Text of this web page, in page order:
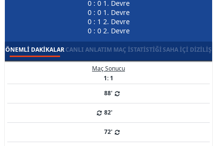
0 : 0 1. Devre
0 : 0 1. Devre
0 : 1 2. Devre
0 : 0 2. Devre
ÖNEMLI DAKIKALARCANLI ANLATIM MAÇ İSTATISTIĞISAHA İÇI DIZILIŞ
Maç Sonucu
1: 1
88'
82'
72'